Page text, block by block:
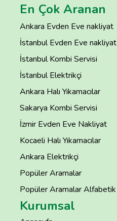
En Çok Aranan
Ankara Evden Eve nakliyat
İstanbul Evden Eve nakliyat
İstanbul Kombi Servisi
İstanbul Elektrikçi
Ankara Halı Yıkamacılar
Sakarya Kombi Servisi
İzmir Evden Eve Nakliyat
Kocaeli Halı Yıkamacılar
Ankara Elektrikçi
Popüler Aramalar
Popüler Aramalar Alfabetik
Kurumsal